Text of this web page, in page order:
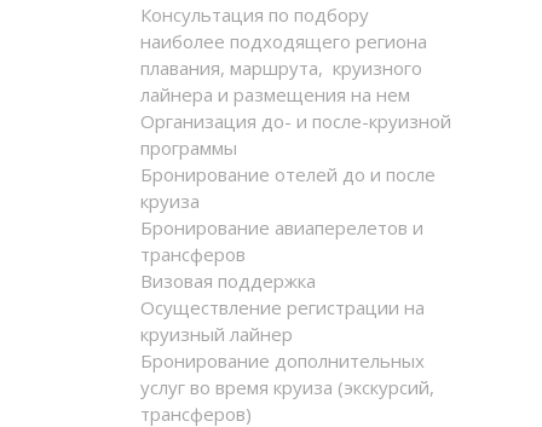
Консультация по подбору
наиболее подходящего региона
плавания, маршрута, круизного
лайнера и размещения на нем
Организация до- и после-круизной
программы
Бронирование отелей до и после
круиза
Бронирование авиаперелетов и
трансферов
Визовая поддержка
Осуществление регистрации на
круизный лайнер
Бронирование дополнительных
услуг во время круиза (экскурсий,
трансферов)